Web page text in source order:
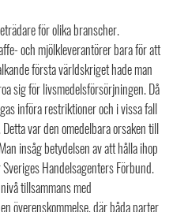
för olika branscher.
och mjölkleverantörer bara för att
första världskriget hade man
sig för livsmedelsförsörjningen. Då
införa restriktioner och i vissa fall
var den omedelbara orsaken till
insåg betydelsen av att hålla ihop
Handelsagenters Förbund.
tillsammans med
överenskommelse, där båda parter